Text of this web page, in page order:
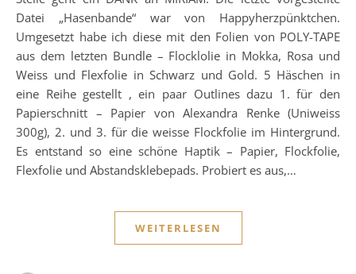
Datei „Hasenbande“ war von Happyherzpünktchen.
Umgesetzt habe ich diese mit den Folien von POLY-TAPE
aus dem letzten Bundle – Flocklolie in Mokka, Rosa und
Weiss und Flexfolie in Schwarz und Gold. 5 Häschen in
eine Reihe gestellt , ein paar Outlines dazu 1. für den
Papierschnitt – Papier von Alexandra Renke (Uniweiss
300g), 2. und 3. für die weisse Flockfolie im Hintergrund.
Es entstand so eine schöne Haptik – Papier, Flockfolie,
Flexfolie und Abstandsklebepads. Probiert es aus,…
WEITERLESEN